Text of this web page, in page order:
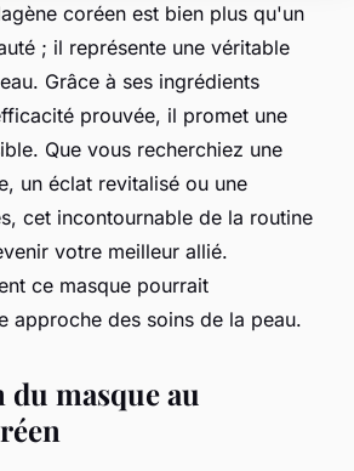
coréen est bien plus qu'un
; il représente une véritable
Grâce à ses ingrédients
prouvée, il promet une
Que vous recherchiez une
un éclat revitalisé ou une
cet incontournable de la routine
votre meilleur allié.
ce masque pourrait
approche des soins de la peau.
masque au